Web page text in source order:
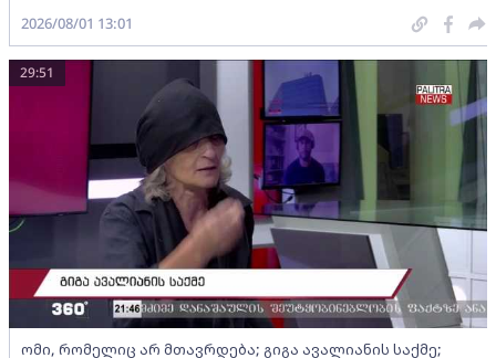
2026/08/01 13:01
ომი, რომელიც არ მთავრდება; გიგა ავალიანის საქმე;
29:51